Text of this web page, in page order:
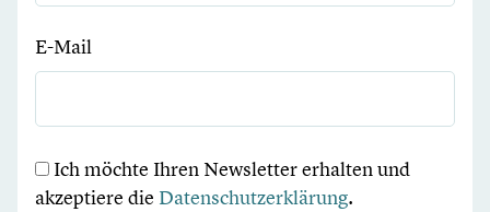
E-Mail
Ich möchte Ihren Newsletter erhalten und
akzeptiere die Datenschutzerklärung.